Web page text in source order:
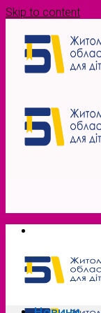
Skip to content